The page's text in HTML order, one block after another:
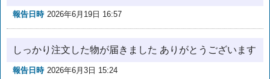
報告日時 2026年6月19日 16:57
しっかり注文した物が届きました ありがとうございます
報告日時 2026年6月3日 15:24